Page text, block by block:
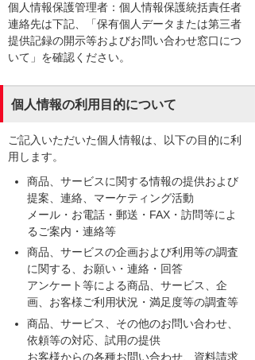
個人情報保護管理者：個人情報保護統括責任者
連絡先は下記、「保有個人データまたは第三者
提供記録の開示等およびお問い合わせ窓口につ
いて」を確認ください。
個人情報の利用目的について
ご記入いただいた個人情報は、以下の目的に利
用します。
商品、サービスに関する情報の提供および
提案、連絡、マーケティング活動
メール・お電話・郵送・FAX・訪問等によ
るご案内・連絡等
商品、サービスの企画および利用等の調査
に関する、お願い・連絡・回答
アンケート等による商品、サービス、企
画、お客様ご利用状況・満足度等の調査等
商品、サービス、その他のお問い合わせ、
依頼等の対応、試用の提供
お客様からの各種お問い合わせ、資料請求